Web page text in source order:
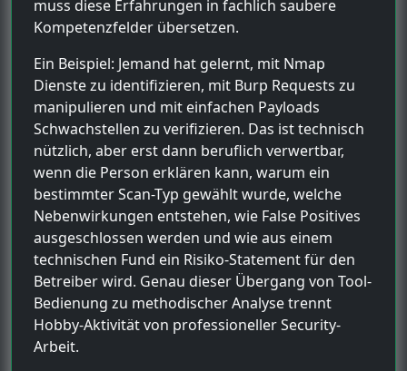
muss diese Erfahrungen in fachlich saubere
Kompetenzfelder übersetzen.
Ein Beispiel: Jemand hat gelernt, mit Nmap
Dienste zu identifizieren, mit Burp Requests zu
manipulieren und mit einfachen Payloads
Schwachstellen zu verifizieren. Das ist technisch
nützlich, aber erst dann beruflich verwertbar,
wenn die Person erklären kann, warum ein
bestimmter Scan-Typ gewählt wurde, welche
Nebenwirkungen entstehen, wie False Positives
ausgeschlossen werden und wie aus einem
technischen Fund ein Risiko-Statement für den
Betreiber wird. Genau dieser Übergang von Tool-
Bedienung zu methodischer Analyse trennt
Hobby-Aktivität von professioneller Security-
Arbeit.